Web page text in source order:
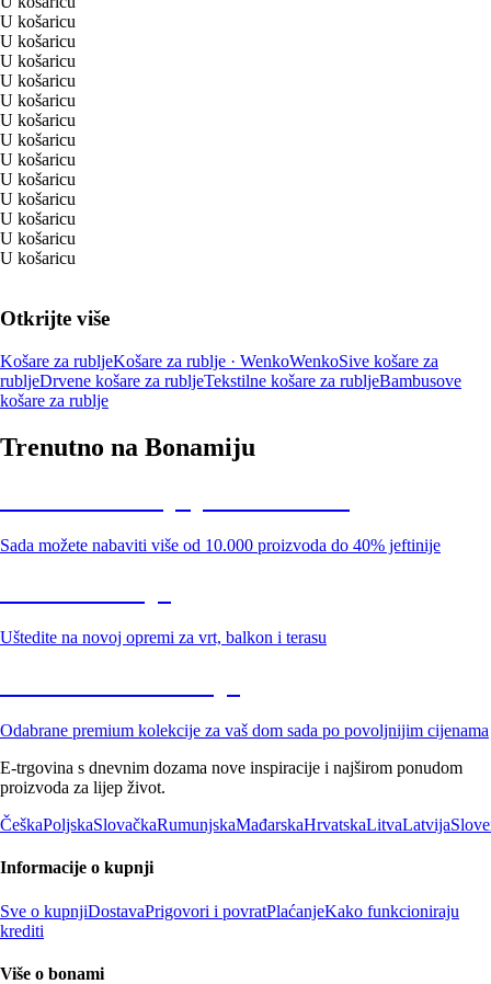
U košaricu
U košaricu
U košaricu
U košaricu
U košaricu
U košaricu
U košaricu
U košaricu
U košaricu
U košaricu
U košaricu
U košaricu
U košaricu
Otkrijte više
Košare za rubljeKošare za rublje · WenkoWenkoSive košare za
rubljeDrvene košare za rubljeTekstilne košare za rubljeBambusove
košare za rublje
Trenutno na Bonamiju
Sada možete nabaviti više od 10.000 proizvoda do 40% jeftinije
Uštedite na novoj opremi za vrt, balkon i terasu
Odabrane premium kolekcije za vaš dom sada po povoljnijim cijenama
E-trgovina s dnevnim dozama nove inspiracije i najširom ponudom
proizvoda za lijep život.
ČeškaPoljskaSlovačkaRumunjskaMađarskaHrvatskaLitvaLatvija
Informacije o kupnji
Sve o kupnjiDostavaPrigovori i povratPlaćanjeKako funkcioniraju
krediti
Više o bonami